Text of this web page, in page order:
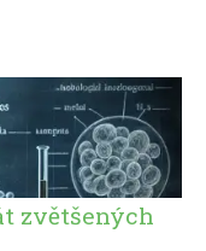
zvětšených